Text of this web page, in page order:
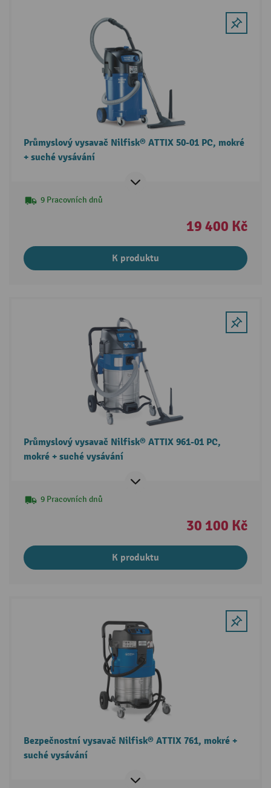
Průmyslový vysavač Nilfisk® ATTIX 50-01 PC, mokré
+ suché vysávání
9 Pracovních dnů
19 400 Kč
K produktu
Průmyslový vysavač Nilfisk® ATTIX 961-01 PC,
mokré + suché vysávání
9 Pracovních dnů
30 100 Kč
K produktu
Bezpečnostní vysavač Nilfisk® ATTIX 761, mokré +
suché vysávání